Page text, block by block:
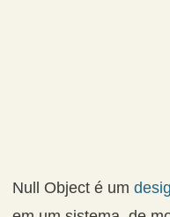
Null Object é um